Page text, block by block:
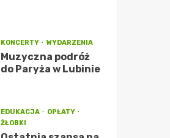
KONCERTY WYDARZENIA
Muzyczna podróż
do Paryża w Lubinie
EDUKACJA
OPŁATY
ŻŁOBKI